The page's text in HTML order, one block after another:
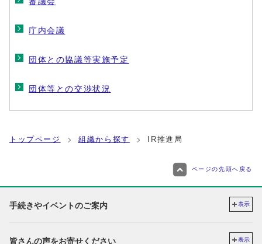
庁内会議
団体との協議等実施予定
団体等との交渉状況
トップページ 組織から探す IR推進局
ページの先頭へ戻る
手続きやイベントのご案内 表示
皆さんの声をお寄せください 表示